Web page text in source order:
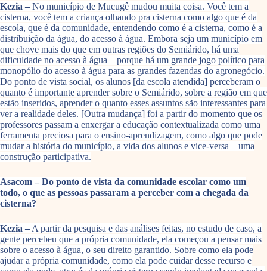
Kezia – No município de Mucugê mudou muita coisa. Você tem a
cisterna, você tem a criança olhando pra cisterna como algo que é da
escola, que é da comunidade, entendendo como é a cisterna, como é a
distribuição da água, do acesso à água. Embora seja um município em
que chove mais do que em outras regiões do Semiárido, há uma
dificuldade no acesso à água – porque há um grande jogo político para
monopólio do acesso à água para as grandes fazendas do agronegócio.
Do ponto de vista social, os alunos [da escola atendida] perceberam o
quanto é importante aprender sobre o Semiárido, sobre a região em que
estão inseridos, aprender o quanto esses assuntos são interessantes para
ver a realidade deles. [Outra mudança] foi a partir do momento que os
professores passam a enxergar a educação contextualizada como uma
ferramenta preciosa para o ensino-aprendizagem, como algo que pode
mudar a história do município, a vida dos alunos e vice-versa – uma
construção participativa.
Asacom – Do ponto de vista da comunidade escolar como um
todo, o que as pessoas passaram a perceber com a chegada da
cisterna?
Kezia – A partir da pesquisa e das análises feitas, no estudo de caso, a
gente percebeu que a própria comunidade, ela começou a pensar mais
sobre o acesso à água, o seu direito garantido. Sobre como ela pode
ajudar a própria comunidade, como ela pode cuidar desse recurso e